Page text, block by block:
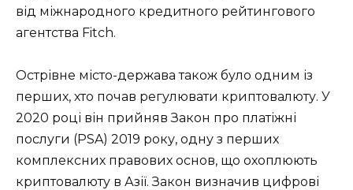
від міжнародного кредитного рейтингового
агентства Fitch.
Острівне місто-держава також було одним із
перших, хто почав регулювати криптовалюту. У
2020 році він прийняв Закон про платіжні
послуги (PSA) 2019 року, одну з перших
комплексних правових основ, що охоплюють
криптовалюту в Азії. Закон визначив цифрові